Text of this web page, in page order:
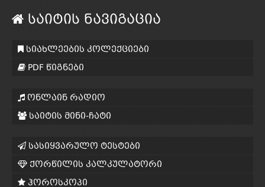
საიტის ნავიგაცია
სიახლეების კოლექციები
PDF წიგნები
ონლაინ რადიო
საიტის მინი-ჩატი
სასიყვარულო ტესტები
ქორწილის კალკულატორი
ჰოროსკოპი